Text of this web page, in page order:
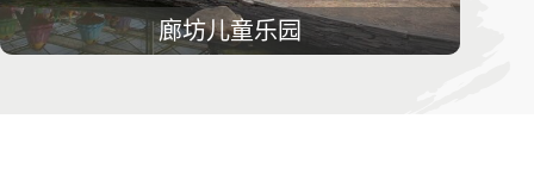
廊坊儿童乐园